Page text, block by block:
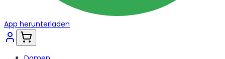
App herunterladen